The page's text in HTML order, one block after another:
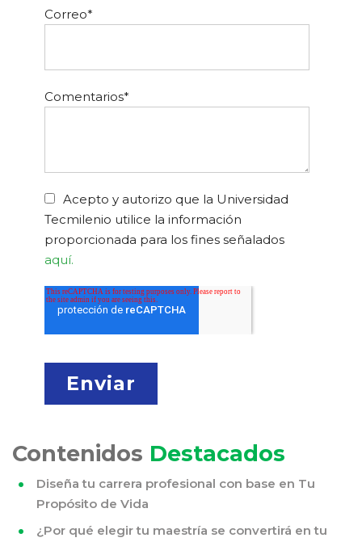
Correo*
Comentarios*
Acepto y autorizo que la Universidad
Tecmilenio utilice la información
proporcionada para los fines señalados
aquí.
Contenidos Destacados
Diseña tu carrera profesional con base en Tu
Propósito de Vida
¿Por qué elegir tu maestría se convertirá en tu